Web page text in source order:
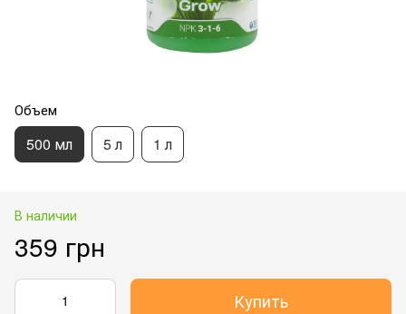
Объем
500 мл 5 л 1 л
В наличии
359 грн
Купить